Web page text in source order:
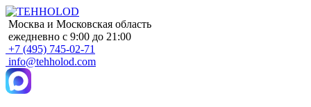
Москва и Московская область
ежедневно с 9:00 до 21:00
+7 (495) 745-02-71
info@tehholod.com